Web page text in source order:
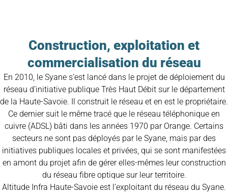
Construction, exploitation et
commercialisation du réseau
En 2010, le Syane s’est lancé dans le projet de déploiement du
réseau d’initiative publique Très Haut Débit sur le département
de la Haute-Savoie. Il construit le réseau et en est le propriétaire.
Ce dernier suit le même tracé que le réseau téléphonique en
cuivre (ADSL) bâti dans les années 1970 par Orange. Certains
secteurs ne sont pas déployés par le Syane, mais par des
initiatives publiques locales et privées, qui se sont manifestées
en amont du projet afin de gérer elles-mêmes leur construction
du réseau fibre optique sur leur territoire.
Altitude Infra Haute-Savoie est l’exploitant du réseau du Syane.